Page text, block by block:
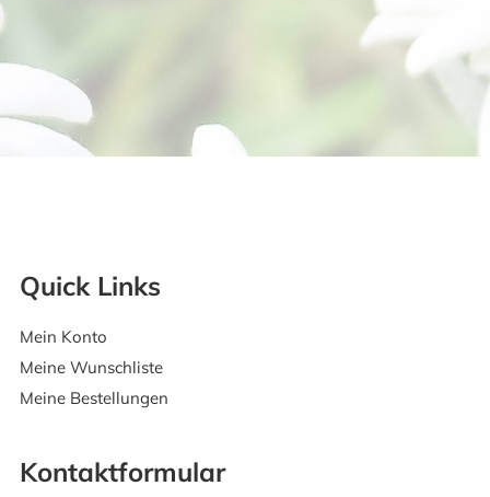
Quick Links
Mein Konto
Meine Wunschliste
Meine Bestellungen
Kontaktformular